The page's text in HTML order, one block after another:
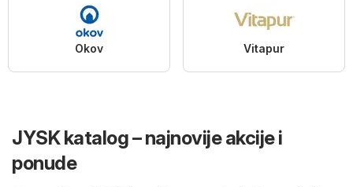
Okov Vitapur
JYSK katalog – najnovije akcije i
ponude